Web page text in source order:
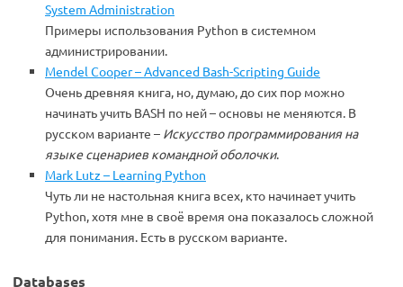
System Administration
Примеры использования Python в системном
администрировании.
Mendel Cooper – Advanced Bash-Scripting Guide
Очень древняя книга, но, думаю, до сих пор можно
начинать учить BASH по ней – основы не меняются. В
русском варианте – Искусство программирования на
языке сценариев командной оболочки.
Mark Lutz – Learning Python
Чуть ли не настольная книга всех, кто начинает учить
Python, хотя мне в своё время она показалось сложной
для понимания. Есть в русском варианте.
Databases